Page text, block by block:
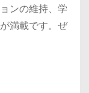
ンの維持、学
満載です。ぜ